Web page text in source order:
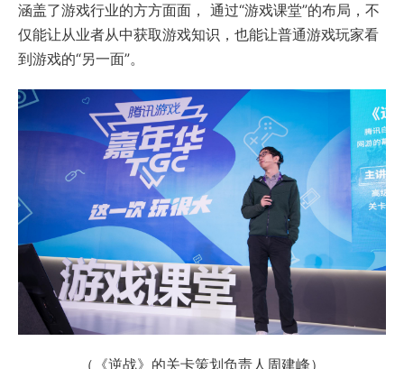
涵盖了游戏行业的方方面面， 通过“游戏课堂”的布局，不
仅能让从业者从中获取游戏知识，也能让普通游戏玩家看
到游戏的“另一面”。
（《逆战》的关卡策划负责人周建峰）